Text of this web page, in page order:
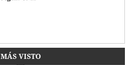
MÁS VISTO